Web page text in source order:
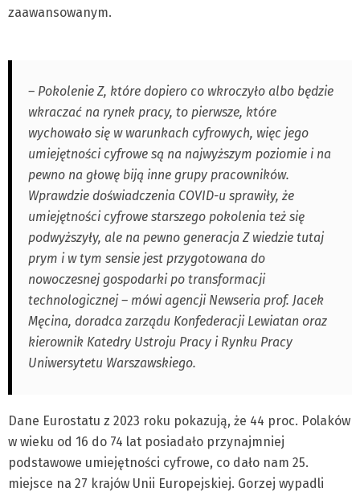
zaawansowanym.
– Pokolenie Z, które dopiero co wkroczyło albo będzie
wkraczać na rynek pracy, to pierwsze, które
wychowało się w warunkach cyfrowych, więc jego
umiejętności cyfrowe są na najwyższym poziomie i na
pewno na głowę biją inne grupy pracowników.
Wprawdzie doświadczenia COVID-u sprawiły, że
umiejętności cyfrowe starszego pokolenia też się
podwyższyły, ale na pewno generacja Z wiedzie tutaj
prym i w tym sensie jest przygotowana do
nowoczesnej gospodarki po transformacji
technologicznej – mówi agencji Newseria prof. Jacek
Męcina, doradca zarządu Konfederacji Lewiatan oraz
kierownik Katedry Ustroju Pracy i Rynku Pracy
Uniwersytetu Warszawskiego.
Dane Eurostatu z 2023 roku pokazują, że 44 proc. Polaków
w wieku od 16 do 74 lat posiadało przynajmniej
podstawowe umiejętności cyfrowe, co dało nam 25.
miejsce na 27 krajów Unii Europejskiej. Gorzej wypadli